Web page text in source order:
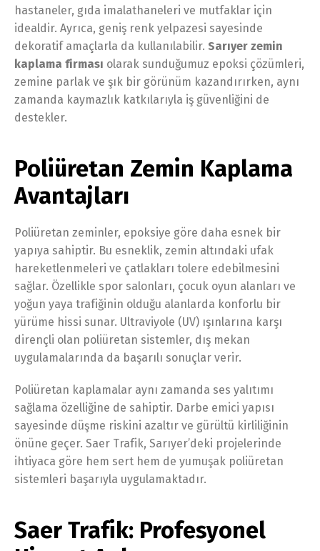
hastaneler, gıda imalathaneleri ve mutfaklar için
idealdir. Ayrıca, geniş renk yelpazesi sayesinde
dekoratif amaçlarla da kullanılabilir. Sarıyer zemin
kaplama firması olarak sunduğumuz epoksi çözümleri,
zemine parlak ve şık bir görünüm kazandırırken, aynı
zamanda kaymazlık katkılarıyla iş güvenliğini de
destekler.
Poliüretan Zemin Kaplama
Avantajları
Poliüretan zeminler, epoksiye göre daha esnek bir
yapıya sahiptir. Bu esneklik, zemin altındaki ufak
hareketlenmeleri ve çatlakları tolere edebilmesini
sağlar. Özellikle spor salonları, çocuk oyun alanları ve
yoğun yaya trafiğinin olduğu alanlarda konforlu bir
yürüme hissi sunar. Ultraviyole (UV) ışınlarına karşı
dirençli olan poliüretan sistemler, dış mekan
uygulamalarında da başarılı sonuçlar verir.
Poliüretan kaplamalar aynı zamanda ses yalıtımı
sağlama özelliğine de sahiptir. Darbe emici yapısı
sayesinde düşme riskini azaltır ve gürültü kirliliğinin
önüne geçer. Saer Trafik, Sarıyer’deki projelerinde
ihtiyaca göre hem sert hem de yumuşak poliüretan
sistemleri başarıyla uygulamaktadır.
Saer Trafik: Profesyonel